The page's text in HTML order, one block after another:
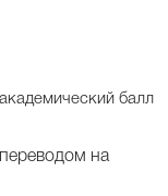
балл
на